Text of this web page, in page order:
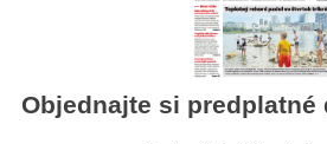
Objednajte si predplatné